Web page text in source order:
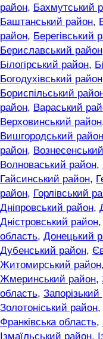
район, Бахмутський
Баштанський район,
район, Берегівський
Бериславський район
Білогірський район,
Богодухівський район
Бориспільський
район, Вараський
Верховинський район
Вишгородський район
район,
Волноваський район,
Гайсинський район,
район, Горлівський
Дніпровський район,
Дністровський район,
область, Донецький
Дубенський район,
Житомирський район,
Жмеринський район,
область,
Золотоніський район,
Франківська область,
Ізмаїльський район,